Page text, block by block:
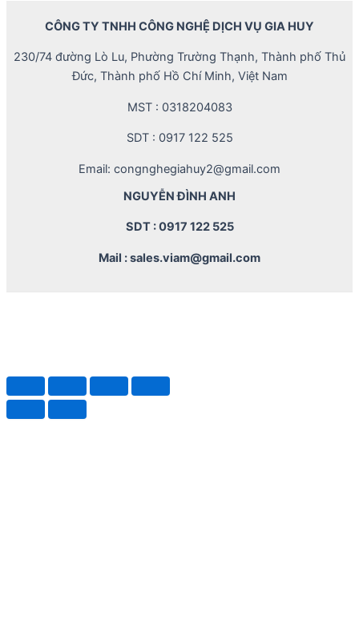
CÔNG TY TNHH CÔNG NGHỆ DỊCH VỤ GIA HUY
230/74 đường Lò Lu, Phường Trường Thạnh, Thành phố Thủ
Đức, Thành phố Hồ Chí Minh, Việt Nam
MST : 0318204083
SDT : 0917 122 525
Email: congnghegiahuy2@gmail.com
NGUYỄN ĐÌNH ANH
SDT : 0917 122 525
Mail : sales.viam@gmail.com